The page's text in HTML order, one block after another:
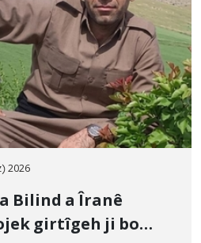
2026
Bilind a Îranê
girtîgeh ji bo